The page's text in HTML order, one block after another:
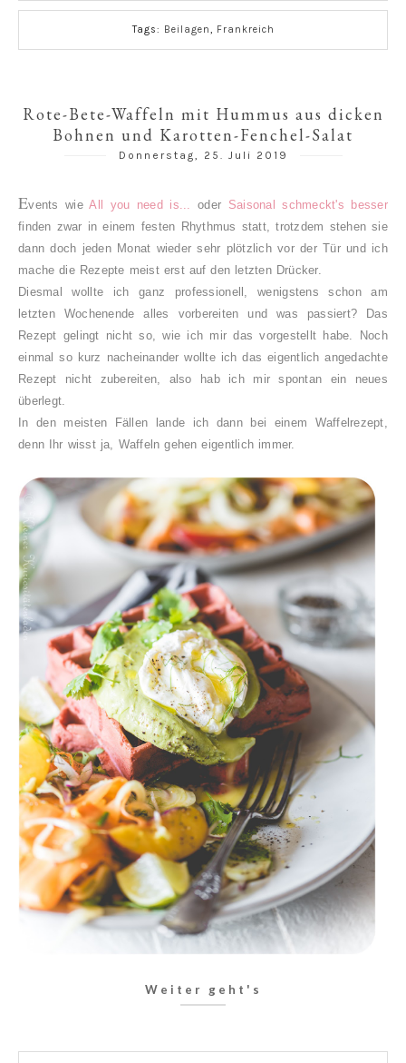
Tags: Beilagen, Frankreich
Rote-Bete-Waffeln mit Hummus aus dicken
Bohnen und Karotten-Fenchel-Salat
Donnerstag, 25. Juli 2019
Events wieAll you need is... oder Saisonal schmeckt's besser
finden zwar in einem festen Rhythmus statt, trotzdem stehen sie
dann doch jeden Monat wieder sehr plötzlich vor der Tür und ich
mache die Rezepte meist erst auf den letzten Drücker.
Diesmal wollte ich ganz professionell, wenigstens schon am
letzten Wochenende alles vorbereiten und was passiert? Das
Rezept gelingt nicht so, wie ich mir das vorgestellt habe. Noch
einmal so kurz nacheinander wollte ich das eigentlich angedachte
Rezept nicht zubereiten, also hab ich mir spontan ein neues
überlegt.
In den meisten Fällen lande ich dann bei einem Waffelrezept,
denn Ihr wisst ja, Waffeln gehen eigentlich immer.
Weiter geht's